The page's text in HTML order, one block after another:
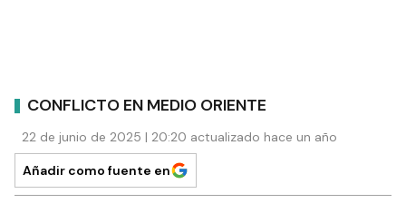
CONFLICTO EN MEDIO ORIENTE
22 de junio de 2025 | 20:20 actualizado hace un año
Añadir como fuente en